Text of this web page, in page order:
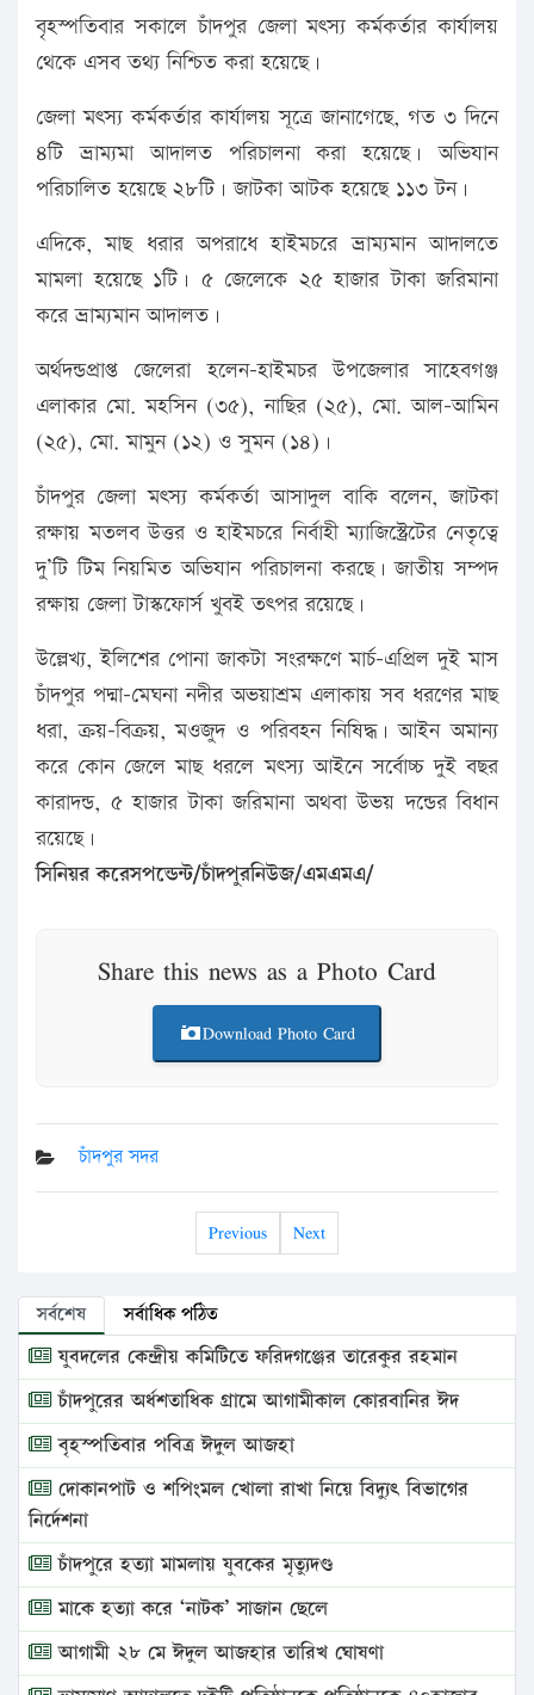
বৃহস্পতিবার সকালে চাঁদপুর জেলা মৎস্য কর্মকর্তার কার্যালয়
থেকে এসব তথ্য নিশ্চিত করা হয়েছে।
জেলা মৎস্য কর্মকর্তার কার্যালয় সূত্রে জানাগেছে, গত ৩ দিনে
৪টি ভ্রাম্যমা আদালত পরিচালনা করা হয়েছে। অভিযান
পরিচালিত হয়েছে ২৮টি। জাটকা আটক হয়েছে ১১৩ টন।
এদিকে, মাছ ধরার অপরাধে হাইমচরে ভ্রাম্যমান আদালতে
মামলা হয়েছে ১টি। ৫ জেলেকে ২৫ হাজার টাকা জরিমানা
করে ভ্রাম্যমান আদালত।
অর্থদন্ডপ্রাপ্ত জেলেরা হলেন-হাইমচর উপজেলার সাহেবগঞ্জ
এলাকার মো. মহসিন (৩৫), নাছির (২৫), মো. আল-আমিন
(২৫), মো. মামুন (১২) ও সুমন (১৪)।
চাঁদপুর জেলা মৎস্য কর্মকর্তা আসাদুল বাকি বলেন, জাটকা
রক্ষায় মতলব উত্তর ও হাইমচরে নির্বাহী ম্যাজিস্ট্রেটের নেতৃত্বে
দু’টি টিম নিয়মিত অভিযান পরিচালনা করছে। জাতীয় সম্পদ
রক্ষায় জেলা টাস্কফোর্স খুবই তৎপর রয়েছে।
উল্লেখ্য, ইলিশের পোনা জাকটা সংরক্ষণে মার্চ-এপ্রিল দুই মাস
চাঁদপুর পদ্মা-মেঘনা নদীর অভয়াশ্রম এলাকায় সব ধরণের মাছ
ধরা, ক্রয়-বিক্রয়, মওজুদ ও পরিবহন নিষিদ্ধ। আইন অমান্য
করে কোন জেলে মাছ ধরলে মৎস্য আইনে সর্বোচ্চ দুই বছর
কারাদন্ড, ৫ হাজার টাকা জরিমানা অথবা উভয় দন্ডের বিধান
রয়েছে।
সিনিয়র করেসপন্ডেন্ট/চাঁদপুরনিউজ/এমএমএ/
Share this news as a Photo Card
Download Photo Card
চাঁদপুর সদর
Previous Next
সর্বশেষ সর্বাধিক পঠিত
যুবদলের কেন্দ্রীয় কমিটিতে ফরিদগঞ্জের তারেকুর রহমান
চাঁদপুরের অর্ধশতাধিক গ্রামে আগামীকাল কোরবানির ঈদ
বৃহস্পতিবার পবিত্র ঈদুল আজহা
দোকানপাট ও শপিংমল খোলা রাখা নিয়ে বিদ্যুৎ বিভাগের
নির্দেশনা
চাঁদপুরে হত্যা মামলায় যুবকের মৃত্যুদণ্ড
মাকে হত্যা করে ‘নাটক’ সাজান ছেলে
আগামী ২৮ মে ঈদুল আজহার তারিখ ঘোষণা